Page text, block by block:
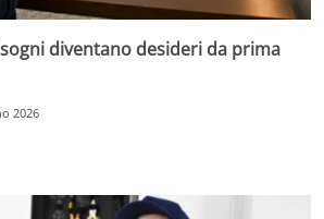
diventano desideri da prima
2026